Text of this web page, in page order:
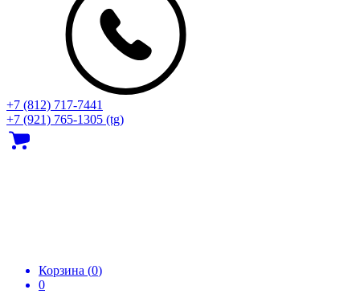
+7 (812) 717‑7441
+7 (921) 765-1305 (tg)
Корзина (0)
0